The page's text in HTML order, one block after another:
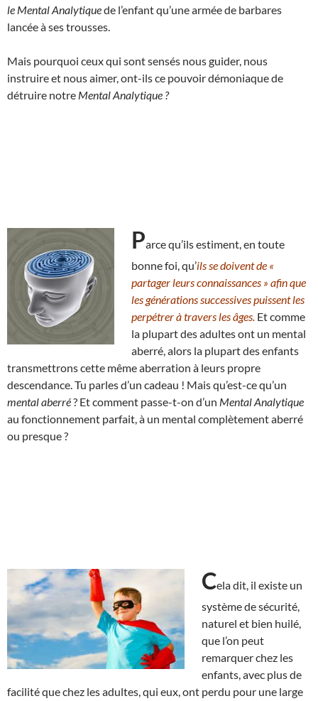
le Mental Analytiquede l’enfant qu’une armée de barbares
lancée à ses trousses.
Mais pourquoi ceux qui sont sensés nous guider, nous
instruire et nous aimer, ont-ils ce pouvoir démoniaque de
détruire notre Mental Analytique ?
Parce qu’ils estiment, en toute
bonne foi, qu’ils se doivent de «
partager leurs connaissances » afin que
les générations successives puissent les
perpétrer à travers les âges. Et comme
la plupart des adultes ont un mental
aberré, alors la plupart des enfants
transmettrons cette même aberration à leurs propre
descendance. Tu parles d’un cadeau ! Mais qu’est-ce qu’un
mental aberré? Et comment passe-t-on d’un Mental Analytique
au fonctionnement parfait, à un mental complètement aberré
ou presque ?
Cela dit, il existe un
système de sécurité,
naturel et bien huilé,
que l’on peut
remarquer chez les
enfants, avec plus de
facilité que chez les adultes, qui eux, ont perdu pour une large